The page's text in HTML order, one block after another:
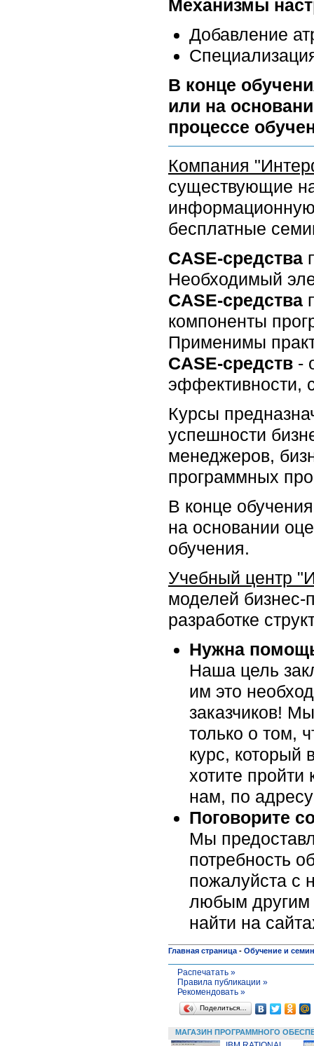
Механизмы
Добавление
В конце
или на
процессе
Компания
существующие
информационную
бесплатные
CASE-средства
Необходимый
CASE-средства
компоненты
Применимы
CASE-средств -
эффективности,
Курсы
успешности
менеджеров,
программных
В конце
на основании
обучения.
Учебный центр
моделей
разработке
Нужна
Наша цель
им это
заказчиков!
только о том,
курс, который
хотите
нам, по
Поговорите
Мы
потребность
пожалуйста c
любым другим
найти на
Главная страница - Обучение и
Распечатать »
Правила публикации »
Рекомендовать »
Поделиться…
МАГАЗИН ПРОГРАММНОГО